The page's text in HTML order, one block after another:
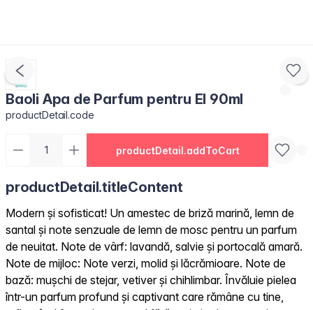
Baoli Apa de Parfum pentru El 90ml
productDetail.code
productDetail.addToCart
productDetail.titleContent
Modern și sofisticat! Un amestec de briză marină, lemn de
santal și note senzuale de lemn de mosc pentru un parfum
de neuitat. Note de vârf: lavandă, salvie și portocală amară.
Note de mijloc: Note verzi, molid și lăcrămioare. Note de
bază: mușchi de stejar, vetiver și chihlimbar. Învăluie pielea
într-un parfum profund și captivant care rămâne cu tine,